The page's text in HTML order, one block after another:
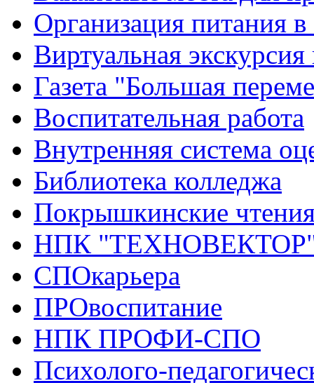
Организация питания в
Виртуальная
Газета "Большая
Воспитательная работа
Внутренняя система
Библиотека колледжа
Покрышкинские
НПК
СПОкарьера
ПРОвоспитание
НПК ПРОФИ-СПО
Психолого-